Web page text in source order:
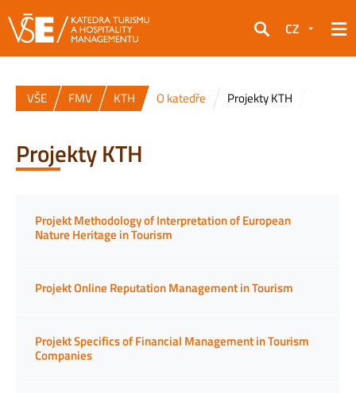
Hledat
CZ
VŠE FMV KTH O katedře Projekty KTH
Projekty KTH
Projekt Methodology of Interpretation of European
Nature Heritage in Tourism
Projekt Online Reputation Management in Tourism
Projekt Specifics of Financial Management in Tourism
Companies